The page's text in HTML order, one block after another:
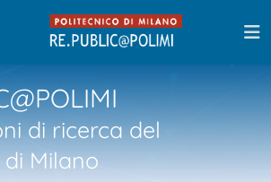
di ricerca del
Milano